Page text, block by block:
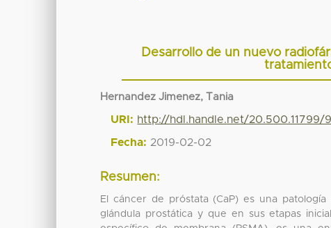
Desarrollo de un nuevo
Hernandez Jimenez, Tania
URI: http://hdl.handle.net/20.500.11799/
Fecha: 2019-02-02
Resumen:
El cáncer de próstata (CaP) es una
glándula prostática y que en sus etapas